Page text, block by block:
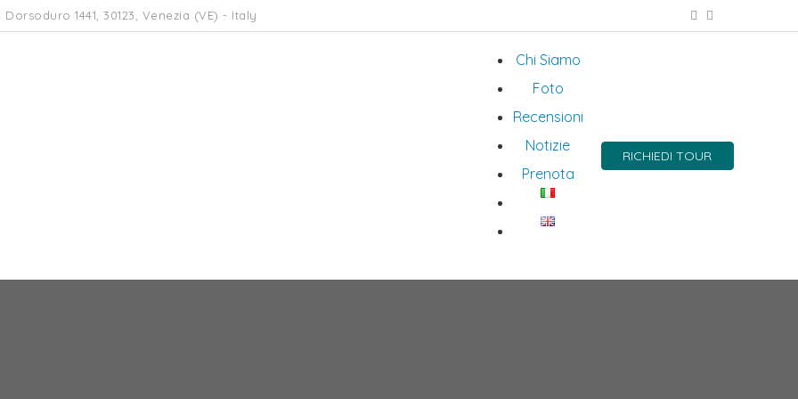
Dorsoduro 1441, 30123, Venezia (VE) - Italy
Chi Siamo
Foto
Recensioni
Notizie
Prenota
RICHIEDI TOUR